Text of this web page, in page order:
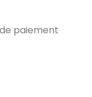
paiement